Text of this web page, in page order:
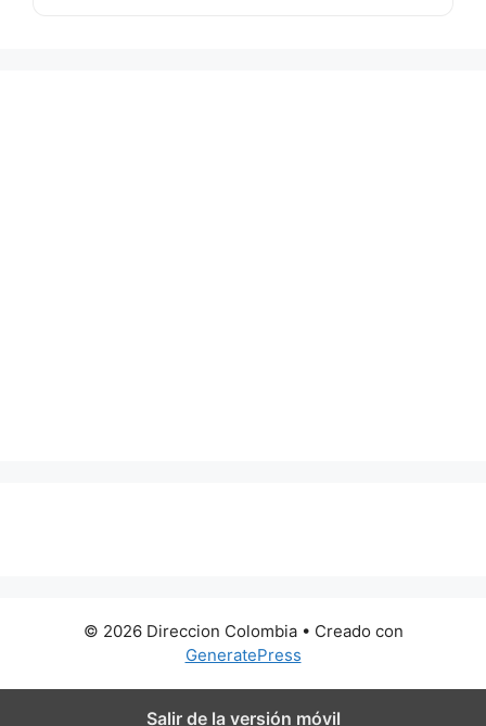
© 2026 Direccion Colombia• Creado con
GeneratePress
Salir de la versión móvil